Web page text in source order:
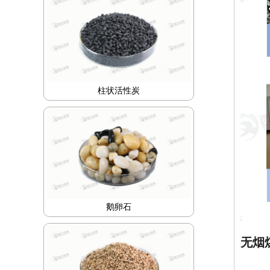
柱状活性炭
鹅卵石
无烟